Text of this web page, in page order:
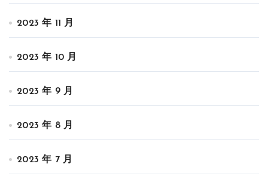
2023 年 11 月
2023 年 10 月
2023 年 9 月
2023 年 8 月
2023 年 7 月